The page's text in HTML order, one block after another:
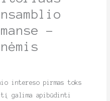
–
intereso pirmas toks
galima apibūdinti